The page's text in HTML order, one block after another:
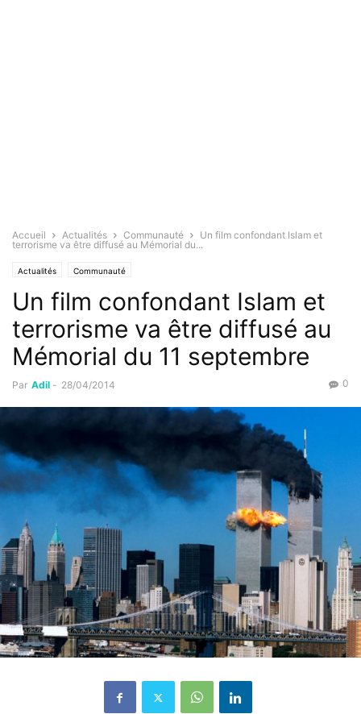
Accueil Actualités Communauté
Un film confondant Islam et
terrorisme va être diffusé au Mémorial du...
Actualités Communauté
Un film confondant Islam et
terrorisme va être diffusé au
Mémorial du 11 septembre
Par Adil - 28/04/2014 0